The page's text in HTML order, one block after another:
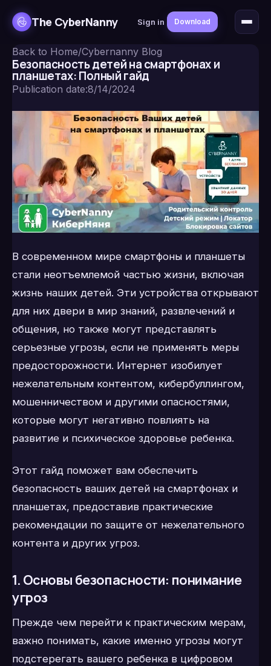
The CyberNanny Sign in Download
Back to Home/Cybernanny Blog
Безопасность детей на смартфонах и
планшетах: Полный гайд
Publication date:8/14/2024
В современном мире смартфоны и планшеты
стали неотъемлемой частью жизни, включая
жизнь наших детей. Эти устройства открывают
для них двери в мир знаний, развлечений и
общения, но также могут представлять
серьезные угрозы, если не применять меры
предосторожности. Интернет изобилует
нежелательным контентом, кибербуллингом,
мошенничеством и другими опасностями,
которые могут негативно повлиять на
развитие и психическое здоровье ребенка.
Этот гайд поможет вам обеспечить
безопасность ваших детей на смартфонах и
планшетах, предоставив практические
рекомендации по защите от нежелательного
контента и других угроз.
1. Основы безопасности: понимание
угроз
Прежде чем перейти к практическим мерам,
важно понимать, какие именно угрозы могут
подстерегать вашего ребенка в цифровом